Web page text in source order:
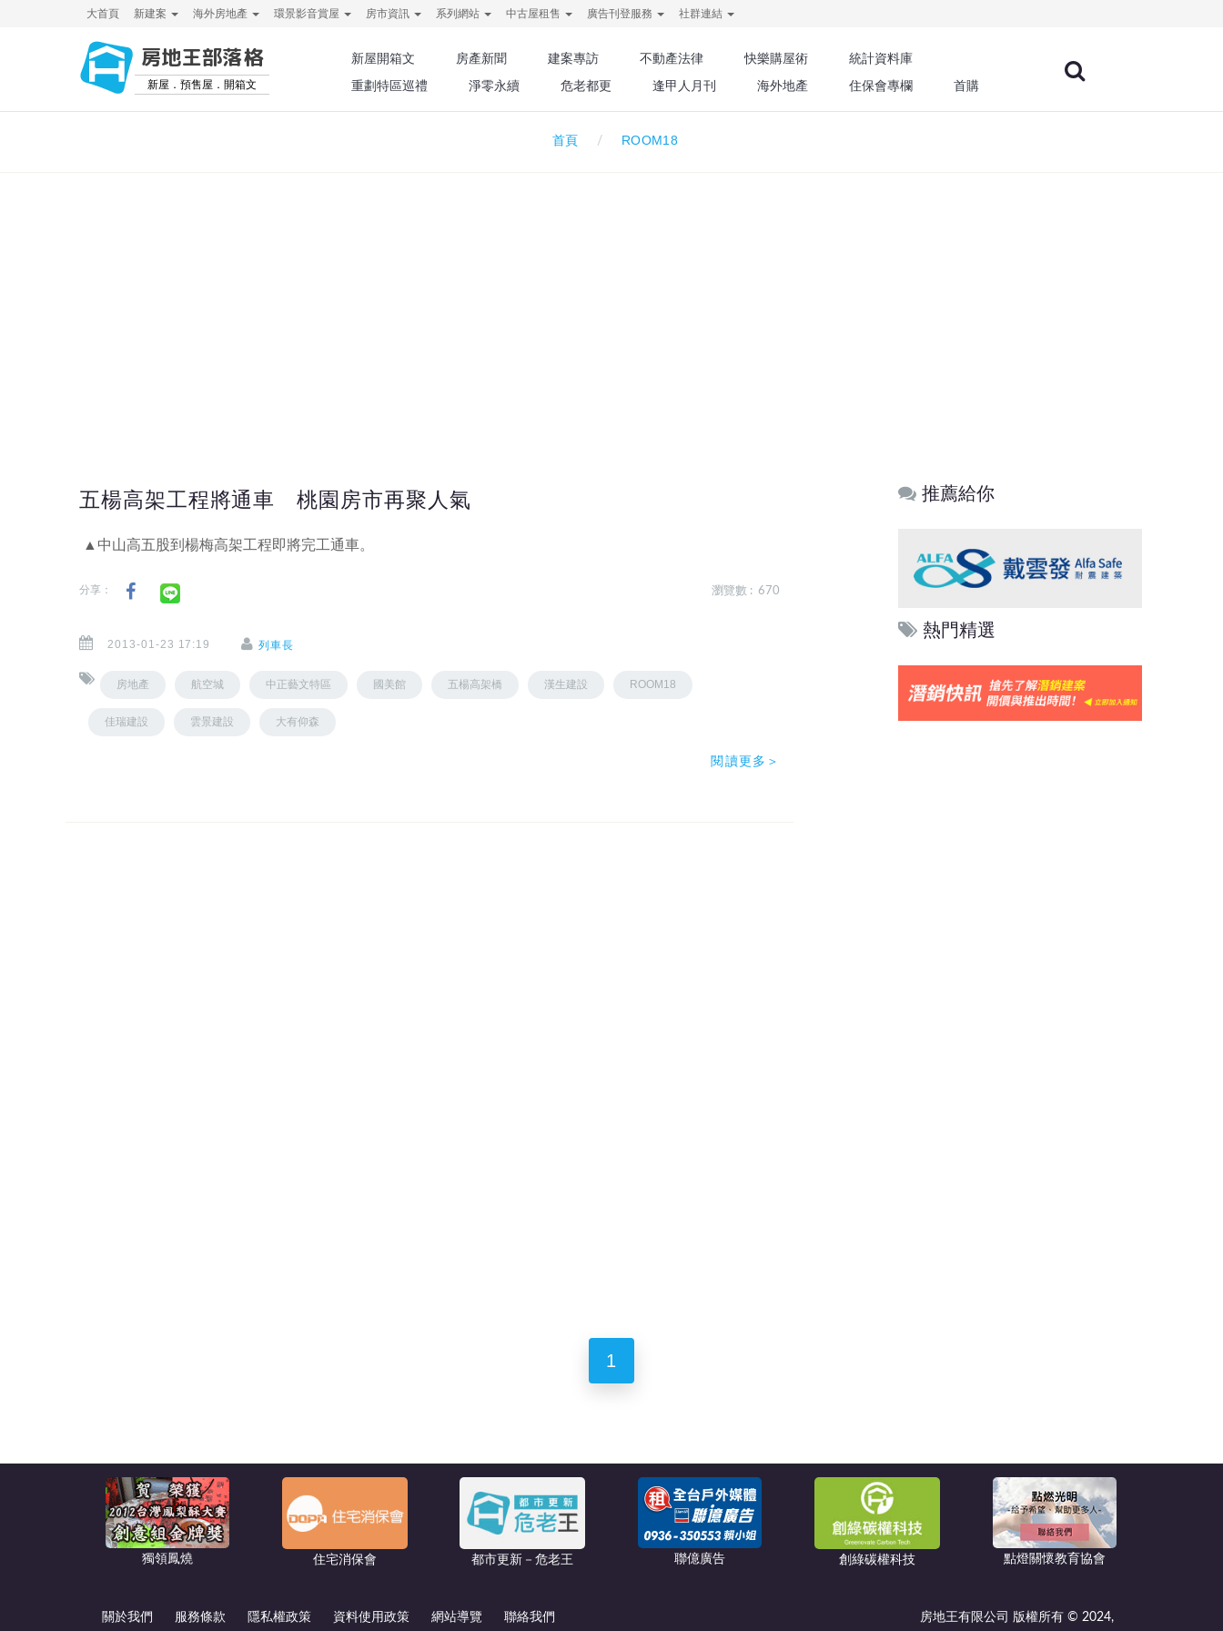
大首頁 新建案 海外房地產 環景影音賞屋 房市資訊 系列網站 中古屋租售 廣告刊登服務 社群連結
房地王部落格
新屋．預售屋．開箱文
新屋開箱文 房產新聞 建案專訪 不動產法律 快樂購屋術
統計資料庫
重劃特區巡禮
淨零永續 危老都更 逢甲人月刊 海外地產 住保會專欄 首購
首頁 ROOM18
五楊高架工程將通車 桃園房市再聚人氣
▲中山高五股到楊梅高架工程即將完工通車。
分享： 瀏覽數 : 670
2013-01-23 17:19 列車長
房地產 航空城 中正藝文特區 國美館 五楊高架橋 漢生建設 ROOM18
佳瑞建設 雲景建設 大有仰森
閱讀更多＞
推薦給你
熱門精選
1
獨領鳳燒 住宅消保會 都市更新－危老王 聯億廣告 創綠碳權科技 點燈關懷教育協會
關於我們 服務條款 隱私權政策 資料使用政策 網站導覽 聯絡我們 房地王有限公司 版權所有 © 2024,